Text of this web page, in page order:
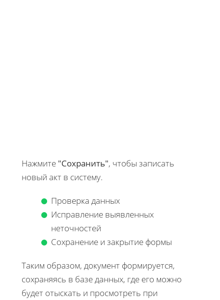
Нажмите "Сохранить", чтобы записать
новый акт в систему.
Проверка данных
Исправление выявленных
неточностей
Сохранение и закрытие формы
Таким образом, документ формируется,
сохраняясь в базе данных, где его можно
будет отыскать и просмотреть при